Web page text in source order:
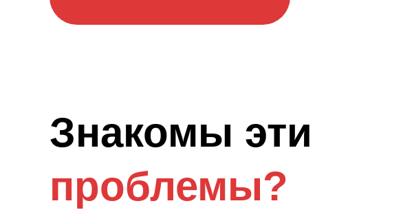
Знакомы эти
проблемы?